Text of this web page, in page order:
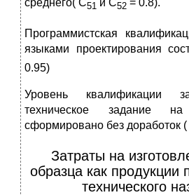
среднего( С51 и С52 = 0.8).
Программистская
языками проектирования
0.95)
Уровень квалификации
техническое задание
сформировано без доработок
Затраты на
образца как продукции
технического